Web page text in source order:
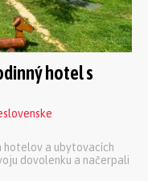
hotel s
hotelov a ubytovacích
dovolenku a načerpali